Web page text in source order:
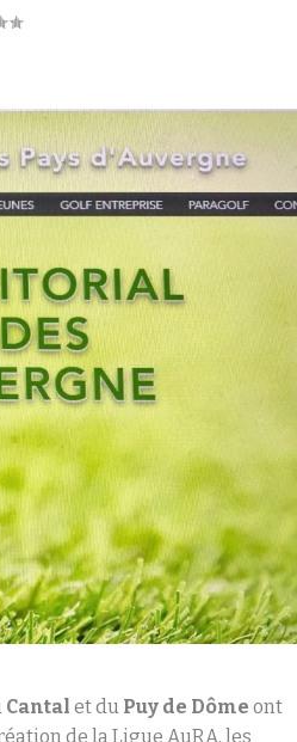
Cantal et du Puy de Dôme ont
de la Ligue AuRA, les